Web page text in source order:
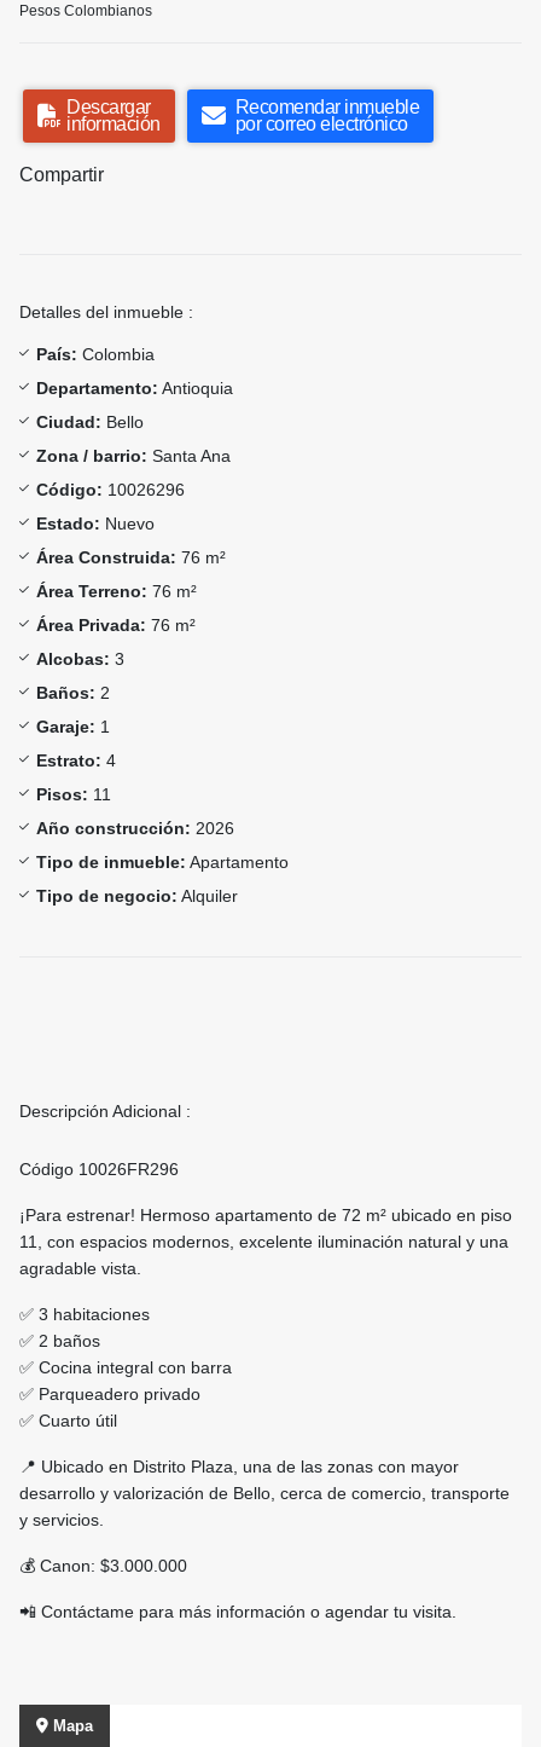
Pesos Colombianos
Descargar
información
Recomendar inmueble
por correo electrónico
Compartir
Detalles del inmueble :
País: Colombia
Departamento: Antioquia
Ciudad: Bello
Zona / barrio: Santa Ana
Código: 10026296
Estado: Nuevo
Área Construida: 76 m²
Área Terreno: 76 m²
Área Privada: 76 m²
Alcobas: 3
Baños: 2
Garaje: 1
Estrato: 4
Pisos: 11
Año construcción: 2026
Tipo de inmueble: Apartamento
Tipo de negocio: Alquiler
Descripción Adicional :
Código 10026FR296
¡Para estrenar! Hermoso apartamento de 72 m² ubicado en piso
11, con espacios modernos, excelente iluminación natural y una
agradable vista.
✅ 3 habitaciones
✅ 2 baños
✅ Cocina integral con barra
✅ Parqueadero privado
✅ Cuarto útil
📍 Ubicado en Distrito Plaza, una de las zonas con mayor
desarrollo y valorización de Bello, cerca de comercio, transporte
y servicios.
💰 Canon: $3.000.000
📲 Contáctame para más información o agendar tu visita.
Mapa